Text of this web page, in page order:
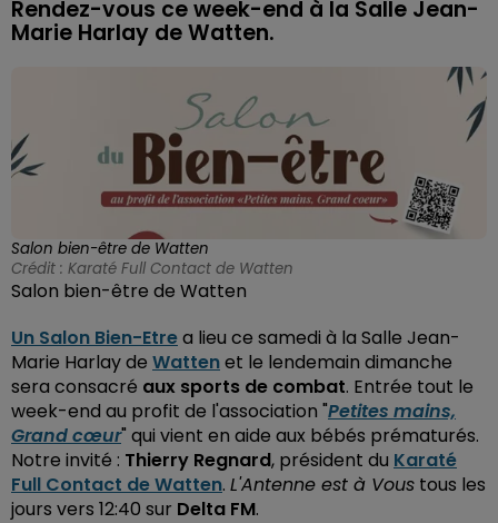
Rendez-vous ce week-end à la Salle Jean-
Marie Harlay de Watten.
Salon bien-être de Watten
Crédit : Karaté Full Contact de Watten
Salon bien-être de Watten
Un Salon Bien-Etrea lieu ce samedi à la Salle Jean-
Marie Harlay de Wattenet le lendemain dimanche
sera consacré aux sports de combat. Entrée tout le
week-end au profit de l'association "Petites mains,
Grand cœur" qui vient en aide aux bébés prématurés.
Notre invité : Thierry Regnard, président du Karaté
Full Contact de Watten. L'Antenne est à Vous tous les
jours vers 12:40 sur Delta FM.